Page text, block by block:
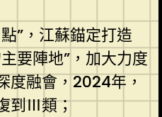
”，江蘇錨定打造
要陣地”，加大力度
度融會，2024年，
到Ⅲ類；